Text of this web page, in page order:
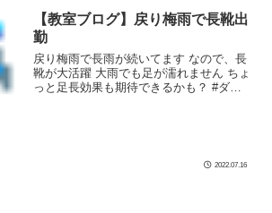
【教室ブログ】戻り梅雨で長靴出
勤
戻り梅雨で長雨が続いてます なので、長
靴が大活躍 大雨でも足が濡れません ちょ
っと足長効果も期待できるかも？ #ダン
2022.07.16